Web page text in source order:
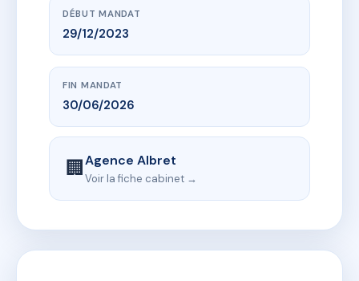
DÉBUT MANDAT
29/12/2023
FIN MANDAT
30/06/2026
🏢Agence Albret
Voir la fiche cabinet →